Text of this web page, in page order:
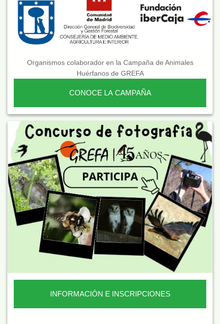
Organismos colaborador en la Campaña de Animales
Huérfanos de GREFA
CONOCE LA CAMPAÑA
INFORMACIÓN E INSCRIPCIONES